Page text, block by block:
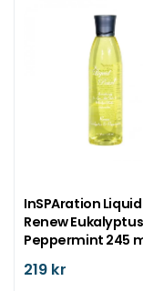
InSPAration
Renew
Peppermint 245
219 kr